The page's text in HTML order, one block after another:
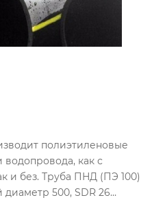
полиэтиленовые
водопровода, как с
и без. Труба ПНД (ПЭ 100)
500, SDR 26
использоваться во всех